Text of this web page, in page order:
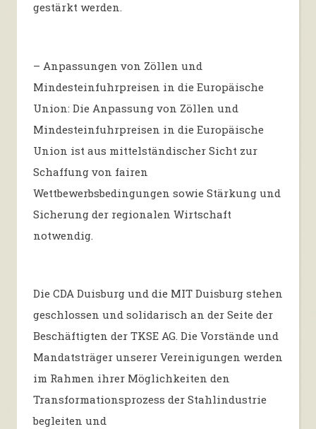
gestärkt werden.
– Anpassungen von Zöllen und
Mindesteinfuhrpreisen in die Europäische
Union: Die Anpassung von Zöllen und
Mindesteinfuhrpreisen in die Europäische
Union ist aus mittelständischer Sicht zur
Schaffung von fairen
Wettbewerbsbedingungen sowie Stärkung und
Sicherung der regionalen Wirtschaft
notwendig.
Die CDA Duisburg und die MIT Duisburg stehen
geschlossen und solidarisch an der Seite der
Beschäftigten der TKSE AG. Die Vorstände und
Mandatsträger unserer Vereinigungen werden
im Rahmen ihrer Möglichkeiten den
Transformationsprozess der Stahlindustrie
begleiten und